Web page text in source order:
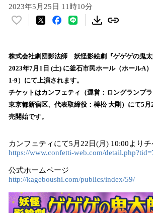
2023年5月25日 11時10分
い
！
数
を
読
み
込
み
で
す
株式会社劇団影法師 妖怪影絵劇『ゲゲゲの鬼
2023年7月1日 (土) に釜石市民ホール（ホールA
1-9）にて上演されます。
チケットはカンフェティ（運営：ロングランプラ
東京都新宿区、代表取締役：榑松 大剛）にて5月
売開始です。
カンフェティにて5月22日(月) 10:00より
https://www.confetti-web.com/
公式ホームページ
http://kageboushi.com/publics/index/59/